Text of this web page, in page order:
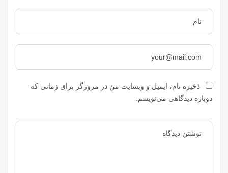
ذخیره نام، ایمیل و وبسایت من در مرورگر برای زمانی که
دوباره دیدگاهی می‌نویسم.